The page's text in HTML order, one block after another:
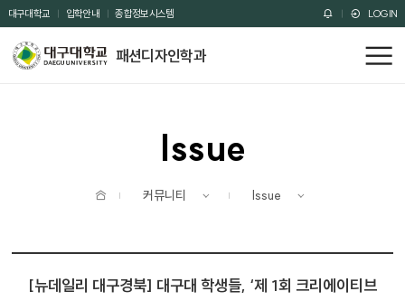
본문 바로가기
주메뉴 바로가기
대구대학교 입학안내 종합정보시스템 LOGIN
패션디자인학과
전
Issue
커뮤니티 Issue
[뉴데일리 대구경북] 대구대 학생들, ‘제 1회 크리에이티브